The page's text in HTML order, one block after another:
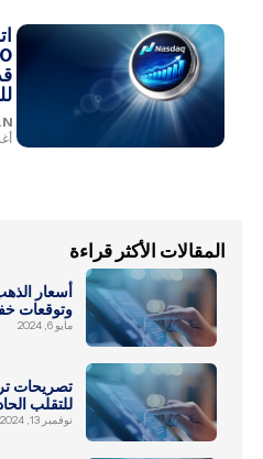
المقالات الأكثر قراءة
أسعار
وتوقعات
مايو 6, 2024
تصريحات
للتقلب
نوفمبر 13, 2024